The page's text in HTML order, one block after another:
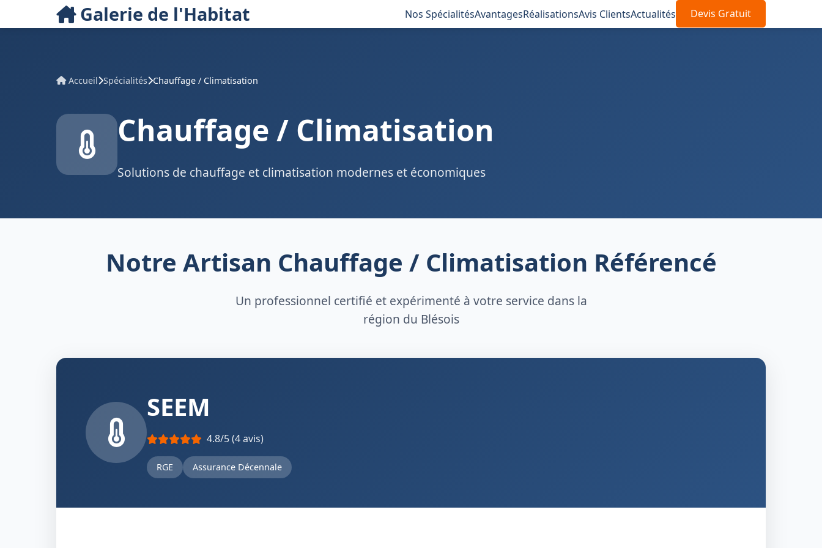
Galerie de l'Habitat Nos SpécialitésAvantagesRéalisationsAvis ClientsActualités Devis Gratuit
Accueil Spécialités Chauffage / Climatisation
Chauffage / Climatisation
Solutions de chauffage et climatisation modernes et économiques
Notre Artisan Chauffage / Climatisation Référencé
Un professionnel certifié et expérimenté à votre service dans la
région du Blésois
SEEM
4.8/5 (4 avis)
RGE Assurance Décennale